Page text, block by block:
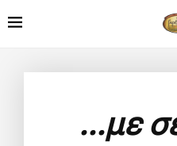
...με